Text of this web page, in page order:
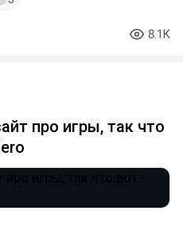
8.1K
про игры, так что